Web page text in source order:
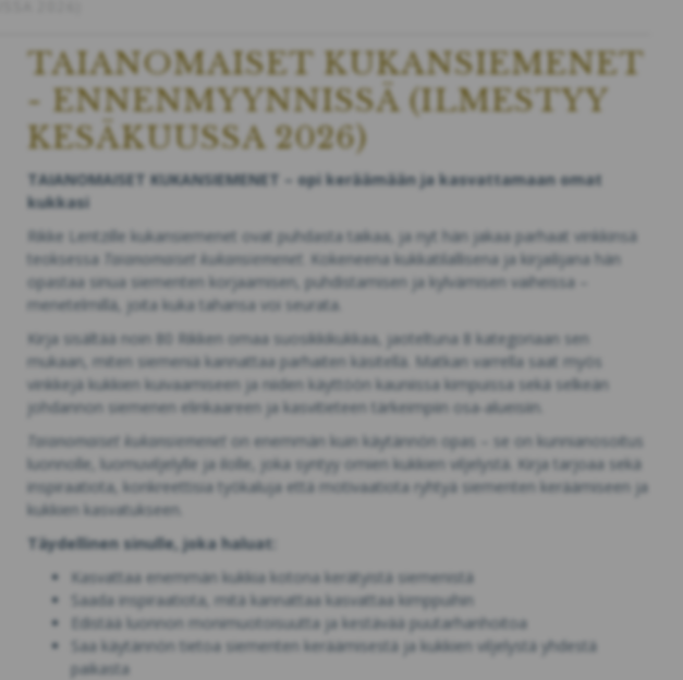
TAIANOMAISET KUKANSIEMENET
- ENNENMYYNNISSÄ (ILMESTYY
KESÄKUUSSA 2026)
TAIANOMAISET KUKANSIEMENET – opi keräämään ja kasvattamaan omat
kukkasi
Rikke Lentzille kukansiemenet ovat puhdasta taikaa, ja nyt hän jakaa parhaat vinkkinsä
teoksessa
Taianomaiset kukansiemenet . Kokeneena kukkatilallisena ja kirjailijana hän
opastaa sinua siementen korjaamisen, puhdistamisen ja kylvämisen vaiheissa –
menetelmillä, joita kuka tahansa voi seurata.
Kirja sisältää noin 80 Rikken omaa suosikkikukkaa, jaoteltuna 8 kategoriaan sen
mukaan, miten siemeniä kannattaa parhaiten käsitellä. Matkan varrella saat myös
vinkkejä kukkien kuivaamiseen ja niiden käyttöön kauniissa kimpuissa sekä selkeän
johdannon siemenen elinkaareen ja kasvitieteen tärkeimpiin osa-alueisiin.
Taianomaiset kukansiemenet on enemmän kuin käytännön opas – se on kunnianosoitus
luonnolle, luomuviljelylle ja ilolle, joka syntyy omien kukkien viljelystä. Kirja tarjoaa sekä
inspiraatiota, konkreettisia työkaluja että motivaatiota ryhtyä siementen keräämiseen ja
kukkien kasvatukseen.
Täydellinen sinulle, joka haluat:
Kasvattaa enemmän kukkia kotona kerätyistä siemenistä
Saada inspiraatiota, mitä kannattaa kasvattaa kimppuihin
Edistää luonnon monimuotoisuutta ja kestävää puutarhanhoitoa
Saa käytännön tietoa siementen keräämisestä ja kukkien viljelystä yhdestä
paikasta